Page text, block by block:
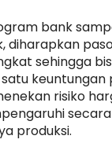
bank
diharapkan
sehingga
keuntungan
risiko
produksi.